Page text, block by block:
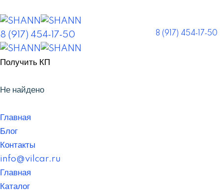
8 (917) 454‑17‑50
8 (917) 454‑17‑50
Получить КП
Не найдено
Главная
Блог
Контакты
info@vilcar.ru
Главная
Каталог